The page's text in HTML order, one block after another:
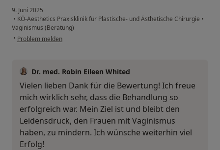
9. Juni 2025
• KÖ-Aesthetics Praxisklinik für Plastische- und Ästhetische Chirurgie •
Vaginismus (Beratung)
• Problem melden
Dr. med. Robin Eileen Whited
Vielen lieben Dank für die Bewertung! Ich freue
mich wirklich sehr, dass die Behandlung so
erfolgreich war. Mein Ziel ist und bleibt den
Leidensdruck, den Frauen mit Vaginismus
haben, zu mindern. Ich wünsche weiterhin viel
Erfolg!